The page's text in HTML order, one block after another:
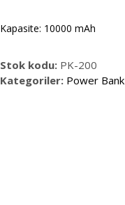
Kapasite: 10000 mAh
Stok kodu: PK-200
Kategoriler: Power Bank